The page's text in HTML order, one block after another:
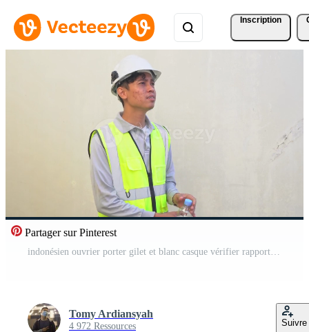
Inscription
Partager sur Pinterest
indonésien ouvrier porter gilet et blanc casque vérifier rapport puis ressentir assoiffé, boisson minéral l'eau. le métrage est adapté à utilisation pour ingénieur et sécurité contenu médias. Vidéo Gratuite
Tomy Ardiansyah
4 972 Ressources Suivre